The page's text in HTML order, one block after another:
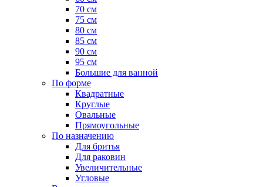
70 см
75 см
80 см
85 см
90 см
95 см
Большие для ванной
По форме
Квадратные
Круглые
Овальные
Прямоугольные
По назначению
Для бритья
Для раковин
Увеличительные
Угловые